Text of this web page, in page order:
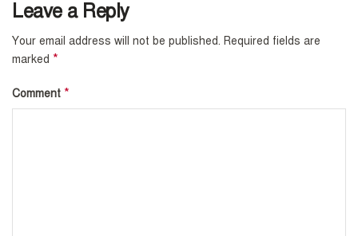
Leave a Reply
Your email address will not be published. Required fields are
marked *
Comment *